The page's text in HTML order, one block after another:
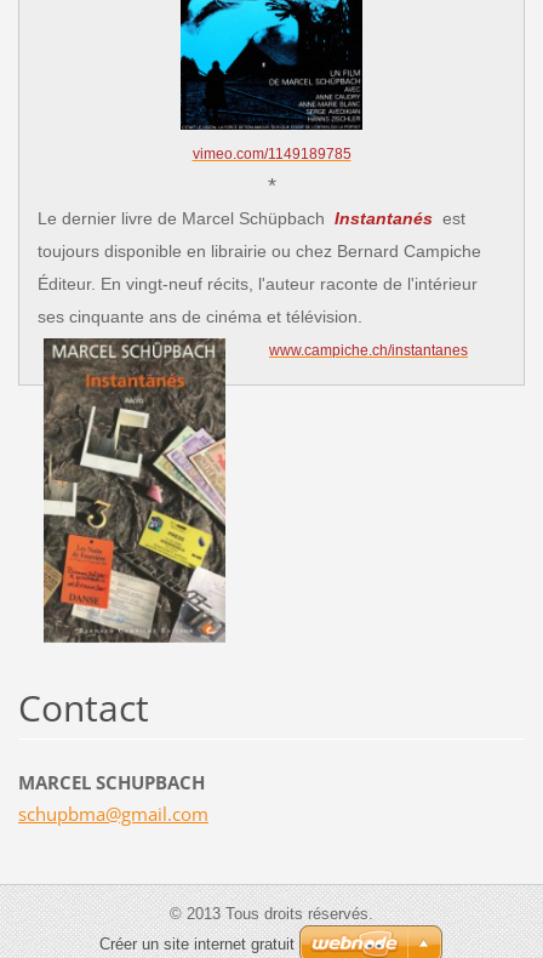
vimeo.com/1149189785
*
Le dernier livre de Marcel Schüpbach Instantanésest
toujours disponible en librairie ou chez Bernard Campiche
Éditeur. En vingt-neuf récits, l'auteur raconte de l'intérieur
ses cinquante ans de cinéma et télévision.
www.campiche.ch/instantanes
Contact
MARCEL SCHUPBACH
schupbma@gmail.com
© 2013 Tous droits réservés.
Créer un site internet gratuit